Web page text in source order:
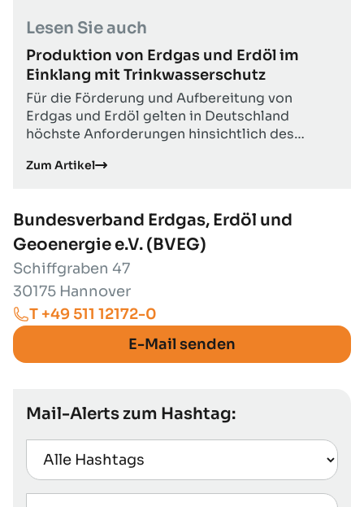
Lesen Sie auch
Produktion von Erdgas und Erdöl im
Einklang mit Trinkwasserschutz
Für die Förderung und Aufbereitung von
Erdgas und Erdöl gelten in Deutschland
höchste Anforderungen hinsichtlich des
und der technischen Integrität der Anlagen.
Zum Artikel
Bundesverband Erdgas, Erdöl und
Geoenergie e.V. (BVEG)
Schiffgraben 47
30175 Hannover
T +49 511 12172-0
E-Mail senden
Mail-Alerts zum Hashtag: